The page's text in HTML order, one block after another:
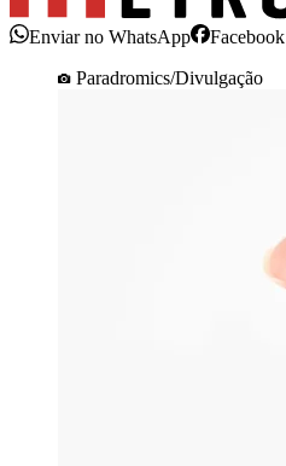
Enviar no WhatsApp Facebook
Paradromics/Divulgação